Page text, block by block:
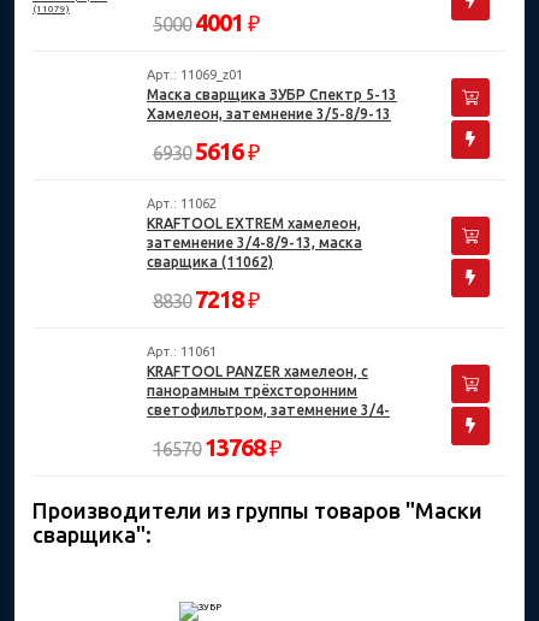
5000 4001 ₽
Арт.: 11069_z01
Маска сварщика ЗУБР Спектр 5-13
Хамелеон, затемнение 3/5-8/9-13
69305616₽
Арт.: 11062
KRAFTOOL EXTREM хамелеон,
затемнение 3/4-8/9-13, маска
сварщика (11062)
8830 7218₽
Арт.: 11061
KRAFTOOL PANZER хамелеон, с
панорамным трёхсторонним
светофильтром, затемнение 3/4-
16570 13768₽
Производители из группы товаров "Маски
сварщика":